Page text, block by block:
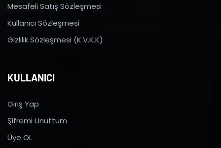
Mesafeli Satış Sözleşmesi
Kullanıcı Sözleşmesi
Gizlilik Sözleşmesi (K.V.K.K)
KULLANICI
Giriş Yap
Şifremi Unuttum
Üye OL